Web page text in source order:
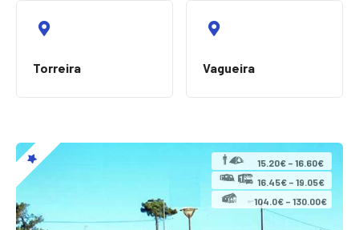
Torreira Vagueira
15.20€ – 16.60€
16.45€ – 19.05€
104.0€ – 130.00€